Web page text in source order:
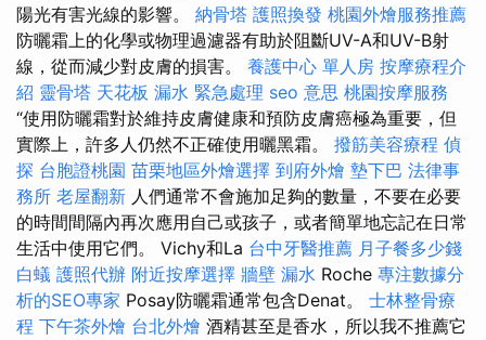
陽光有害光線的影響。 納骨塔 護照換發 桃園外燴服務推薦
防曬霜上的化學或物理過濾器有助於阻斷​​UV-A和UV-B射
線，從而減少對皮膚的損害。 養護中心 單人房 按摩療程介
紹 靈骨塔 天花板 漏水 緊急處理 seo 意思 桃園按摩服務
“使用防曬霜對於維持皮膚健康和預防皮膚癌極為重要，但
實際上，許多人仍然不正確使用曬黑霜。 撥筋美容療程 偵
探 台胞證桃園 苗栗地區外燴選擇 到府外燴 墊下巴 法律事
務所 老屋翻新 人們通常不會施加足夠的數量，不要在必要
的時間間隔內再次應用自己或孩子，或者簡單地忘記在日常
生活中使用它們。 Vichy和La 台中牙醫推薦 月子餐多少錢
白蟻 護照代辦 附近按摩選擇 牆壁 漏水 Roche 專注數據分
析的SEO專家 Posay防曬霜通常包含Denat。 士林整骨療
程 下午茶外燴 台北外燴 酒精甚至是香水，所以我不推薦它